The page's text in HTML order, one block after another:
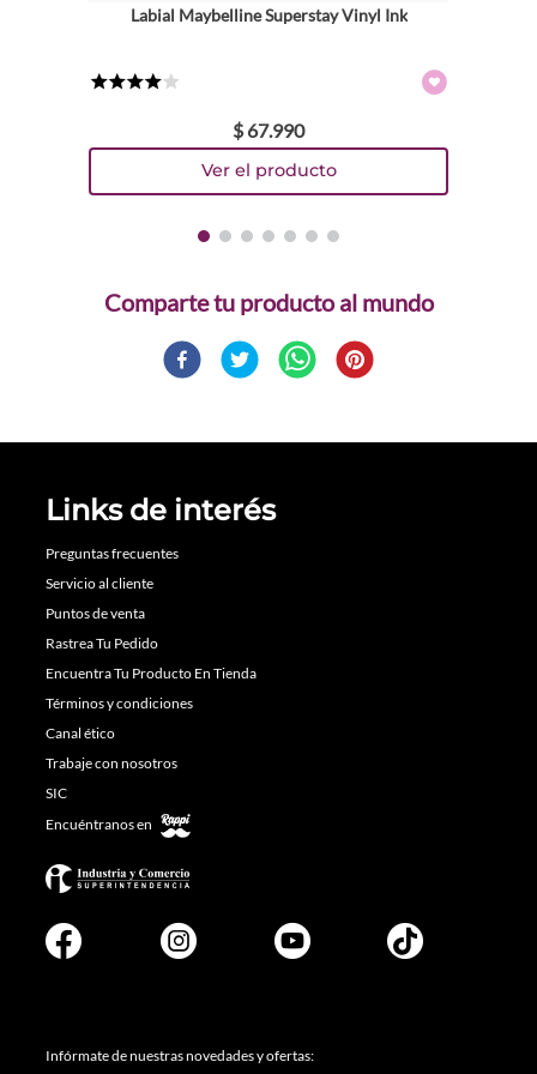
Labial Maybelline Superstay Vinyl Ink
$ 67.990
Comparte
Links de interés
Preguntas frecuentes
Servicio al cliente
Puntos de venta
Rastrea Tu Pedido
Encuentra Tu Producto En Tienda
Términos y condiciones
Canal ético
Trabaje con nosotros
SIC
Encuéntranos en
Infórmate de nuestras novedades y ofertas: